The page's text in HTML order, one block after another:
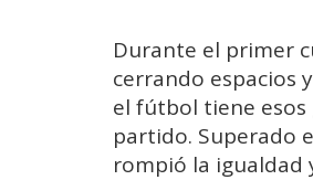
Durante el primer
cerrando espacios
el fútbol tiene
partido. Superado
rompió la igualdad